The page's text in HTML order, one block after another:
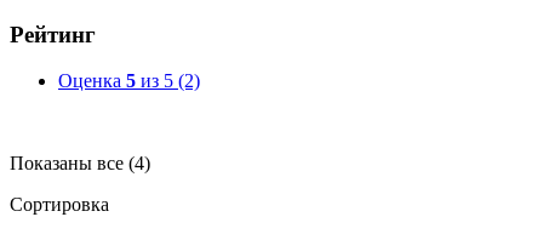
Рейтинг
Оценка 5 из 5 (2)
Показаны все (4)
Сортировка